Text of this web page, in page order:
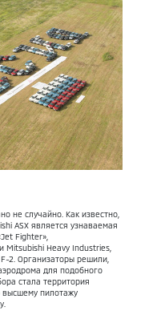
не случайно. Как известно,
ASX является узнаваемая
Fighter»,
Mitsubishi Heavy Industries,
2. Организаторы решили,
для подобного
стала территория
высшему пилотажу